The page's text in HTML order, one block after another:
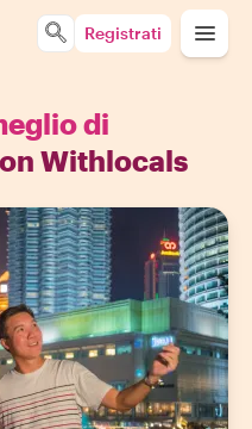
Registrati
di
Withlocals